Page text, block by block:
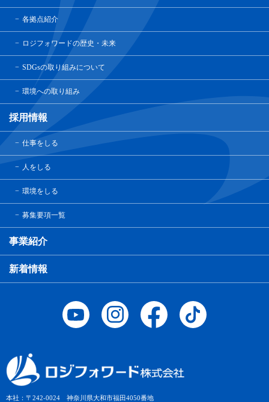
本社：〒242-0024 神奈川県大和市福田4050番地
各拠点紹介
ロジフォワードの歴史・未来
SDGsの取り組みについて
環境への取り組み
採用情報
仕事をしる
人をしる
環境をしる
募集要項一覧
事業紹介
新着情報